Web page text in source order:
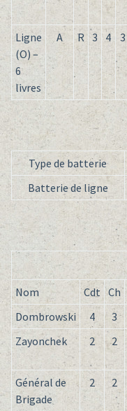
Ligne
(O) –
6
livres
A R 3 4 3
Type de batterie
Batterie de ligne
Nom Cdt Ch
Dombrowski
4 3
Zayonchek
2 2
Général de
Brigade
2 2